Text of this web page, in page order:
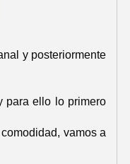
y posteriormente
para ello lo primero
vamos a